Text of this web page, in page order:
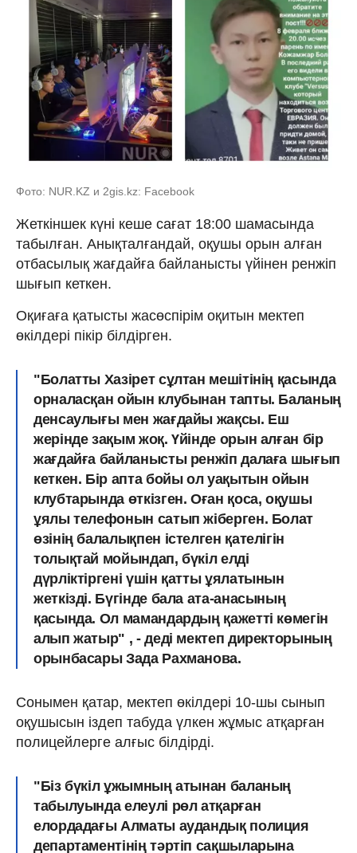
Фото: NUR.KZ и 2gis.kz: Facebook
Жеткіншек күні кеше сағат 18:00 шамасында
табылған. Анықталғандай, оқушы орын алған
отбасылық жағдайға байланысты үйінен ренжіп
шығып кеткен.
Оқиғаға қатысты жасөспірім оқитын мектеп
өкілдері пікір білдірген.
"Болатты Хазірет сұлтан мешітінің қасында
орналасқан ойын клубынан тапты. Баланың
денсаулығы мен жағдайы жақсы. Еш
жерінде зақым жоқ. Үйінде орын алған бір
жағдайға байланысты ренжіп далаға шығып
кеткен. Бір апта бойы ол уақытын ойын
клубтарында өткізген. Оған қоса, оқушы
ұялытелефонын сатып жіберген. Болат
өзінің балалықпен істелген қателігін
толықтай мойындап, бүкіл елді
дүрліктіргені үшін қатты ұялатынын
жеткізді. Бүгінде бала ата-анасының
қасында. Ол мамандардың қажетті көмегін
алып жатыр" , - деді мектеп директорының
орынбасары Зада Рахманова.
Сонымен қатар, мектеп өкілдері 10-шы сынып
оқушысын іздеп табуда үлкен жұмыс атқарған
полицейлерге алғыс білдірді.
"Біз бүкіл ұжымның атынан баланың
табылуында елеулі рөл атқарған
елордадағы Алматы аудандық полиция
департаментінің тәртіп сақшыларына